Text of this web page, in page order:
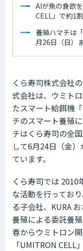
AIが魚の食欲
CELL」で約1
養殖ハマチは
月26日（日）
くら寿司株式会社
式会社は、ウミト
たスマート給餌機
チのスマート養殖
チはくら寿司の全
して6月24日（金
ています。
くら寿司では 2010
な活動を行ってお
る子会社、KURA
養殖による委託養
春からウミトロン
「UMITRON CELL